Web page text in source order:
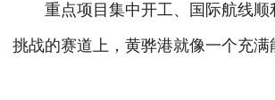
重点项目集中开工、国际航线顺
挑战的赛道上，黄骅港就像一个充